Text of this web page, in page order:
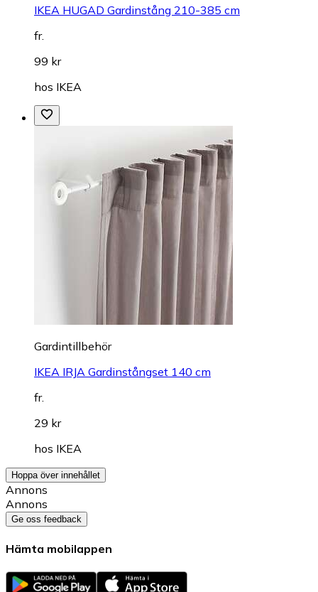
IKEA HUGAD Gardinstång 210-385 cm
fr.
99 kr
hos IKEA
Gardintillbehör
IKEA IRJA Gardinstångset 140 cm
fr.
29 kr
hos IKEA
Hoppa över innehållet
Annons
Annons
Ge oss feedback
Hämta mobilappen